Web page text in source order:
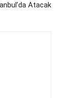
Atacak